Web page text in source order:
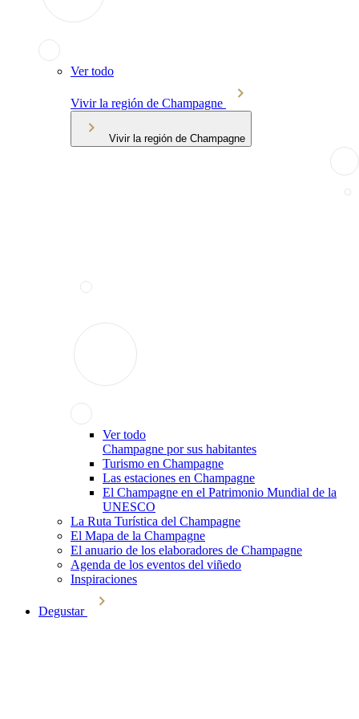
Ver todo
Vivir la región de Champagne
Vivir la región de Champagne
Ver todo
Champagne por sus habitantes
Turismo en Champagne
Las estaciones en Champagne
El Champagne en el Patrimonio Mundial de la
UNESCO
La Ruta Turística del Champagne
El Mapa de la Champagne
El anuario de los elaboradores de Champagne
Agenda de los eventos del viñedo
Inspiraciones
Degustar